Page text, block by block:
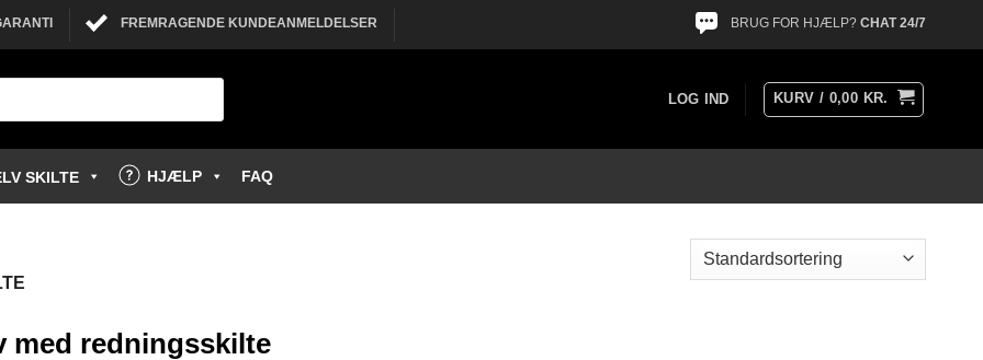
FREMRAGENDE KUNDEANMELDELSER BRUG FOR HJÆLP? CHAT 24/7
LOG IND KURV / 0,00 KR.
SKILTE HJÆLP FAQ
med redningsskilte